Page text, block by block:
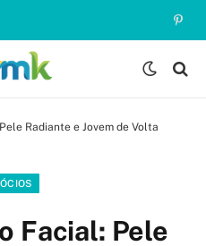
Radiante e Jovem de Volta
Facial: Pele